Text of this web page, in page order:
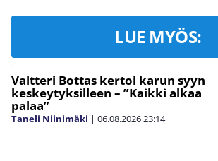
LUE MYÖS:
Valtteri Bottas kertoi karun syyn
keskeytyksilleen – ”Kaikki alkaa
palaa”
Taneli Niinimäki | 06.08.202623:14